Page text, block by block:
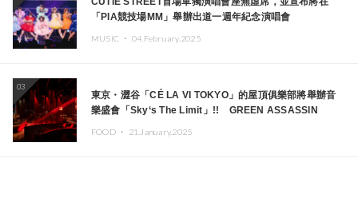
「PIA競技場MM」舉辦出道一週年紀念演唱會
MUSIC ・ 04.February.2025
03
東京・澀谷「CÉ LA VI TOKYO」的屋頂俱樂部將舉辦音
樂盛會「Sky‘s The Limit」!! GREEN ASSASSIN
FOOD ・ 21.January.2025